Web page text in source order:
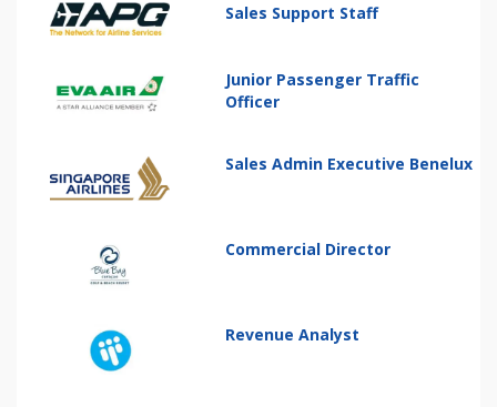
Sales Support Staff
Junior Passenger Traffic
Officer
Sales Admin Executive Benelux
Commercial Director
Revenue Analyst